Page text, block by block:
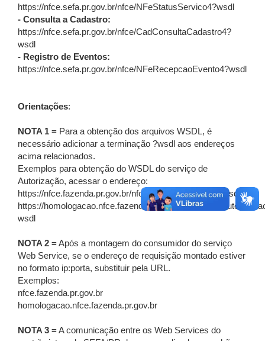
https://nfce.sefa.pr.gov.br/nfce/NFeStatusServico4?wsdl
- Consulta a Cadastro:
https://nfce.sefa.pr.gov.br/nfce/CadConsultaCadastro4?
wsdl
- Registro de Eventos:
https://nfce.sefa.pr.gov.br/nfce/NFeRecepcaoEvento4?wsdl
Orientações:
NOTA 1 = Para a obtenção dos arquivos WSDL, é
necessário adicionar a terminação ?wsdl aos endereços
acima relacionados.
Exemplos para obtenção do WSDL do serviço de
Autorização, acessar o endereço:
https://nfce.fazenda.pr.gov.br/nfce/NFeAutorizacao3?wsdl
https://homologacao.nfce.fazenda.pr.gov.br/nfce/
wsdl
NOTA 2 =Após a montagem do consumidor do serviço
Web Service, se o endereço de requisição montado estiver
no formato ip:porta, substituir pela URL.
Exemplos:
nfce.fazenda.pr.gov.br
homologacao.nfce.fazenda.pr.gov.br
NOTA 3 =A comunicação entre os Web Services do